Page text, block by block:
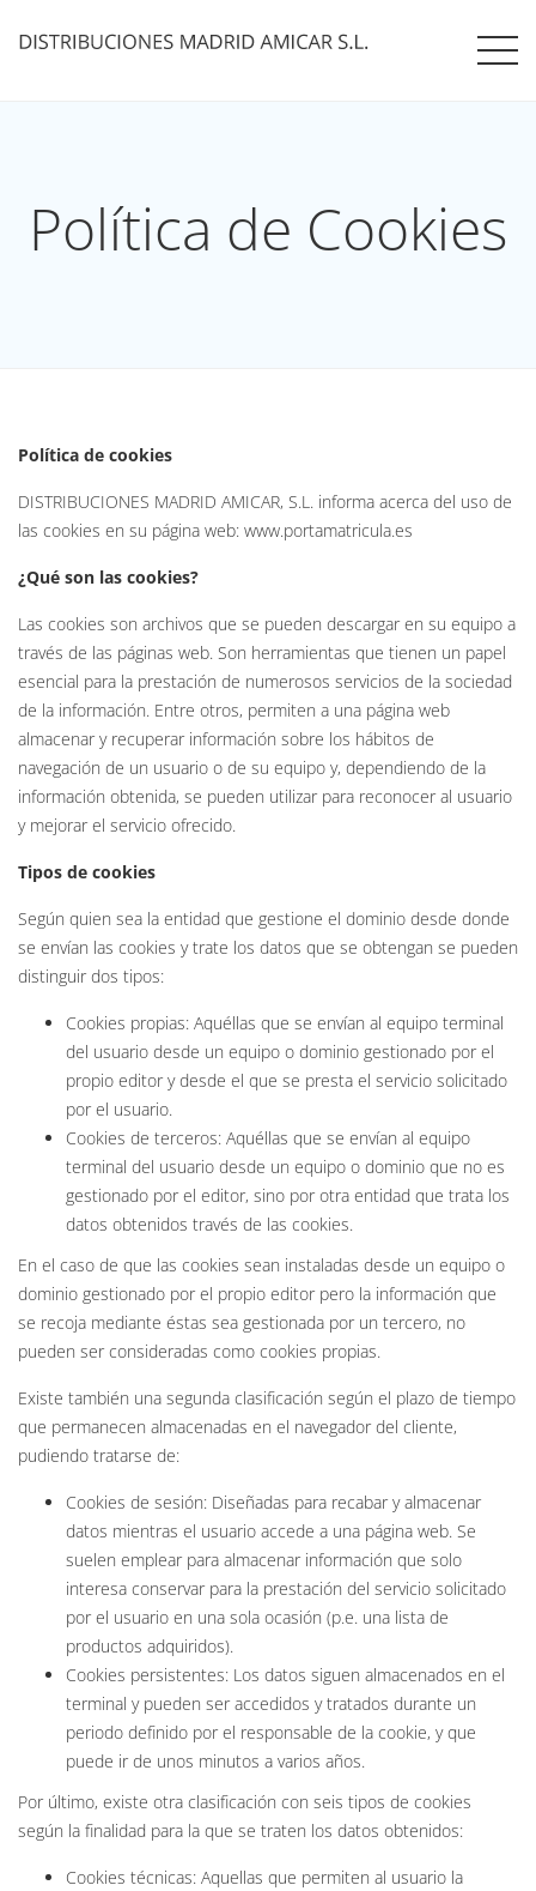
Política de Cookies
Política de cookies
DISTRIBUCIONES MADRID AMICAR, S.L. informa acerca del uso de
las cookies en su página web: www.portamatricula.es
¿Qué son las cookies?
Las cookies son archivos que se pueden descargar en su equipo a
través de las páginas web. Son herramientas que tienen un papel
esencial para la prestación de numerosos servicios de la sociedad
de la información. Entre otros, permiten a una página web
almacenar y recuperar información sobre los hábitos de
navegación de un usuario o de su equipo y, dependiendo de la
información obtenida, se pueden utilizar para reconocer al usuario
y mejorar el servicio ofrecido.
Tipos de cookies
Según quien sea la entidad que gestione el dominio desde donde
se envían las cookies y trate los datos que se obtengan se pueden
distinguir dos tipos:
Cookies propias: Aquéllas que se envían al equipo terminal
del usuario desde un equipo o dominio gestionado por el
propio editor y desde el que se presta el servicio solicitado
por el usuario.
Cookies de terceros: Aquéllas que se envían al equipo
terminal del usuario desde un equipo o dominio que no es
gestionado por el editor, sino por otra entidad que trata los
datos obtenidos través de las cookies.
En el caso de que las cookies sean instaladas desde un equipo o
dominio gestionado por el propio editor pero la información que
se recoja mediante éstas sea gestionada por un tercero, no
pueden ser consideradas como cookies propias.
Existe también una segunda clasificación según el plazo de tiempo
que permanecen almacenadas en el navegador del cliente,
pudiendo tratarse de:
Cookies de sesión: Diseñadas para recabar y almacenar
datos mientras el usuario accede a una página web. Se
suelen emplear para almacenar información que solo
interesa conservar para la prestación del servicio solicitado
por el usuario en una sola ocasión (p.e. una lista de
productos adquiridos).
Cookies persistentes: Los datos siguen almacenados en el
terminal y pueden ser accedidos y tratados durante un
periodo definido por el responsable de la cookie, y que
puede ir de unos minutos a varios años.
Por último, existe otra clasificación con seis tipos de cookies
según la finalidad para la que se traten los datos obtenidos:
Cookies técnicas: Aquellas que permiten al usuario la